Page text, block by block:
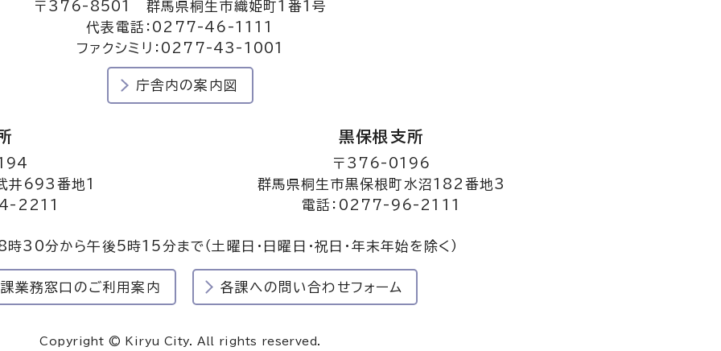
〒376-8501 群馬県桐生市織姫町1番1号
代表電話：0277-46-1111
ファクシミリ：0277-43-1001
庁舎内の案内図
井693番地1
2211
黒保根支所
〒376-0196
群馬県桐生市黒保根町水沼182番地3
電話：0277-96-2111
8時30分から午後5時15分まで（土曜日・日曜日・祝日・年末年始を除く）
業務窓口のご利用案内 各課への問い合わせフォーム
Copyright © Kiryu City. All rights reserved.